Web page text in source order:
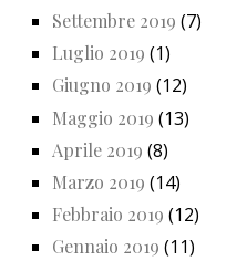
Settembre 2019 (7)
Luglio 2019 (1)
Giugno 2019 (12)
Maggio 2019 (13)
Aprile 2019 (8)
Marzo 2019 (14)
Febbraio 2019 (12)
Gennaio 2019 (11)